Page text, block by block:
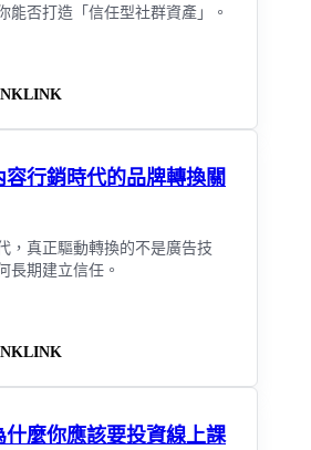
能否打造「信任型社群資產」。
行銷時代的品牌轉換關
，真正驅動轉換的不是廣告技
長期建立信任。
什麼你應該要投資線上課